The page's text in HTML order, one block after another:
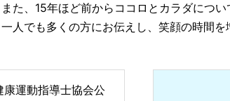
た、15年ほど前からココロとカラダにつ
人でも多くの方にお伝えし、笑顔の時間
運動指導士協会公